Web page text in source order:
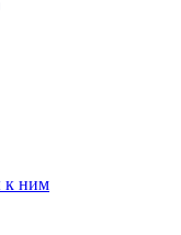
к ним